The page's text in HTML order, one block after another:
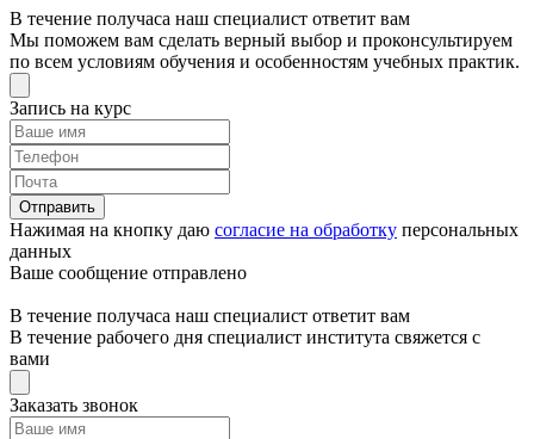
В течение получаса наш специалист ответит вам
Мы поможем вам сделать верный выбор и проконсультируем
по всем условиям обучения и особенностям учебных практик.
Запись на курс
Отправить
Нажимая на кнопку даю согласие на обработку персональных
данных
Ваше сообщение отправлено
В течение получаса наш специалист ответит вам
В течение рабочего дня специалист института свяжется с
вами
Заказать звонок